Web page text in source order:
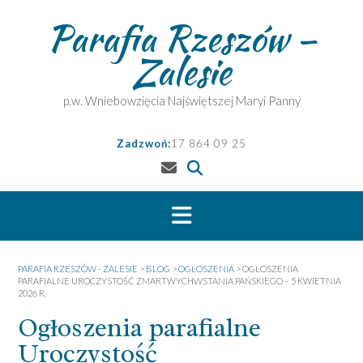
Parafia Rzeszów –
Zalesie
p.w. Wniebowzięcia Najświętszej Maryi Panny
Zadzwoń:17 864 09 25
PARAFIA RZESZÓW - ZALESIE > BLOG >OGŁOSZENIA >OGŁOSZENIA
PARAFIALNE UROCZYSTOŚĆ ZMARTWYCHWSTANIA PAŃSKIEGO – 5 KWIETNIA
2026 R.
Ogłoszenia parafialne
Uroczystość